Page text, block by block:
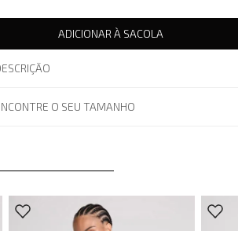
ADICIONAR À SACOLA
O SEU TAMANHO